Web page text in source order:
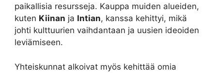
paikallisia resursseja. Kauppa muiden alueiden,
kuten Kiinan ja Intian, kanssa kehittyi, mikä
johti kulttuurien vaihdantaan ja uusien ideoiden
leviämiseen.
Yhteiskunnat alkoivat myös kehittää omia